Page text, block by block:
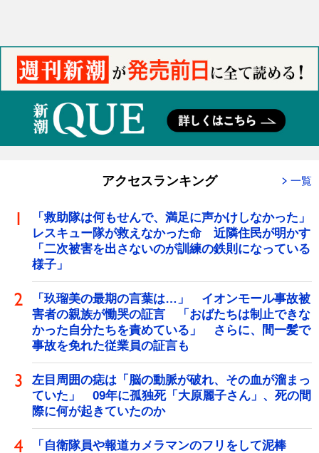
アクセスランキング 一覧
「救助隊は何もせんで、満足に声かけしなかった」
レスキュー隊が救えなかった命 近隣住民が明かす
「二次被害を出さないのが訓練の鉄則になっている
様子」
「玖瑠美の最期の言葉は…」 イオンモール事故被
害者の親族が慟哭の証言 「おばたちは制止できな
かった自分たちを責めている」 さらに、間一髪で
事故を免れた従業員の証言も
左目周囲の痣は「脳の動脈が破れ、その血が溜まっ
ていた」 09年に孤独死「大原麗子さん」、死の間
際に何が起きていたのか
「自衛隊員や報道カメラマンのフリをして泥棒